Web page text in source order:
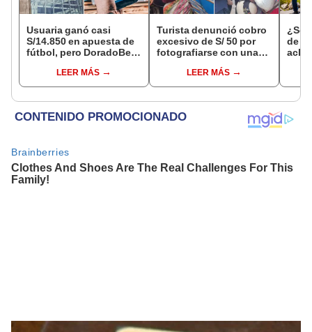
Usuaria ganó casi
S/14.850 en apuesta de
fútbol, pero DoradoBet
Indecopi multó a la
empresa con más de S/
LEER MÁS
Turista denunció cobro
excesivo de S/ 50 por
fotografiarse con una
Serenazgo recuperó el
dinero
LEER MÁS
¿Se
de